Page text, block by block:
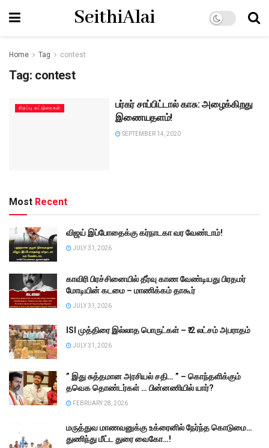
SeithiAlai
Home Tag contest
Tag: contest
சிறப்பு கட்டுரைகள்
பர்கர் சாப்பிட்டால் காசு: அழைக்கிறது
இணையதளம்!
SEPTEMBER 14, 2020
Most Recent
விஜய் இப்போதைக்கு கர்நாடகா வர வேண்டாம்!
JULY 31, 2026
காவிரி பிரச்சினையில் தீர்வு காண வேண்டியது பிரதமர்
மோடியின் கடமை – மாணிக்கம் தாகூர்
JULY 31, 2026
ISI முத்திரை இல்லாத பொருட்கள் – ₹.2 லட்சம் அபராதம்
JULY 31, 2026
” இது சுத்தமான அரசியல் சதி… ” – கொந்தளிக்கும்
தவெக தொண்டர்கள் … பின்னணியில் யார்?
FEBRUARY 28, 2026
மருத்துவ மாணவனுக்கு உக்ரைனில் நேர்ந்த கொடுமை…
துணிந்து மீட்ட துரை வைகோ…!